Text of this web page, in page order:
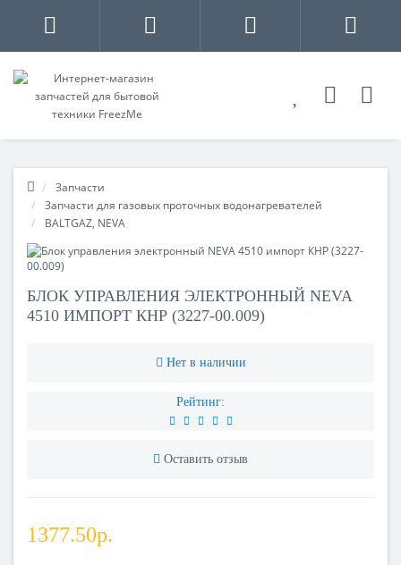
Запчасти
Запчасти для газовых проточных водонагревателей
BALTGAZ, NEVA
БЛОК УПРАВЛЕНИЯ ЭЛЕКТРОННЫЙ NEVA
4510 ИМПОРТ КНР (3227-00.009)
Нет в наличии
Рейтинг:
Оставить отзыв
1377.50р.